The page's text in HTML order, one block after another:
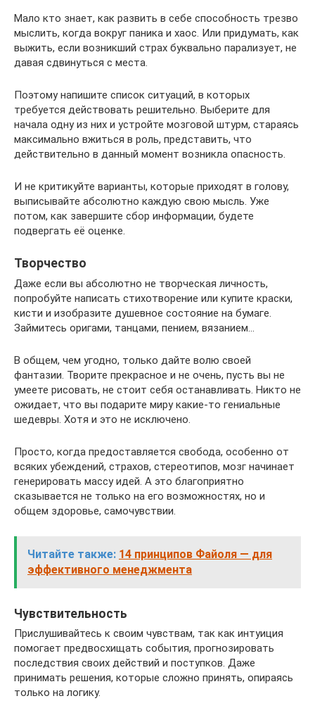
Мало кто знает, как развить в себе способность трезво
мыслить, когда вокруг паника и хаос. Или придумать, как
выжить, если возникший страх буквально парализует, не
давая сдвинуться с места.
Поэтому напишите список ситуаций, в которых
требуется действовать решительно. Выберите для
начала одну из них и устройте мозговой штурм, стараясь
максимально вжиться в роль, представить, что
действительно в данный момент возникла опасность.
И не критикуйте варианты, которые приходят в голову,
выписывайте абсолютно каждую свою мысль. Уже
потом, как завершите сбор информации, будете
подвергать её оценке.
Творчество
Даже если вы абсолютно не творческая личность,
попробуйте написать стихотворение или купите краски,
кисти и изобразите душевное состояние на бумаге.
Займитесь оригами, танцами, пением, вязанием…
В общем, чем угодно, только дайте волю своей
фантазии. Творите прекрасное и не очень, пусть вы не
умеете рисовать, не стоит себя останавливать. Никто не
ожидает, что вы подарите миру какие-то гениальные
шедевры. Хотя и это не исключено.
Просто, когда предоставляется свобода, особенно от
всяких убеждений, страхов, стереотипов, мозг начинает
генерировать массу идей. А это благоприятно
сказывается не только на его возможностях, но и
общем здоровье, самочувствии.
Читайте также: 14 принципов Файоля — для
эффективного менеджмента
Чувствительность
Прислушивайтесь к своим чувствам, так как интуиция
помогает предвосхищать события, прогнозировать
последствия своих действий и поступков. Даже
принимать решения, которые сложно принять, опираясь
только на логику.